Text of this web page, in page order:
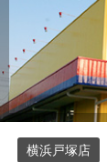
横浜戸塚店